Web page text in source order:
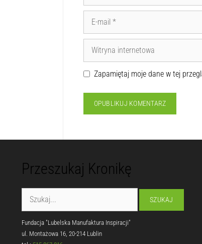
Zapamiętaj moje dane w tej
Przeszukaj Kronikę
Fundacja "Lubelska Manufaktura Inspiracji"
ul. Montażowa 16, 20-214 Lublin